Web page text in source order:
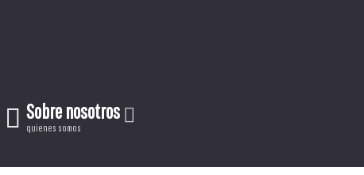
Sobre nosotros
quienes somos